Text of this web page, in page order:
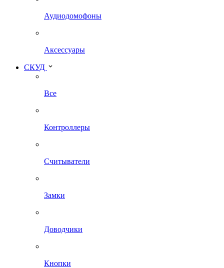
Аудиодомофоны
Аксессуары
СКУД
Все
Контроллеры
Считыватели
Замки
Доводчики
Кнопки